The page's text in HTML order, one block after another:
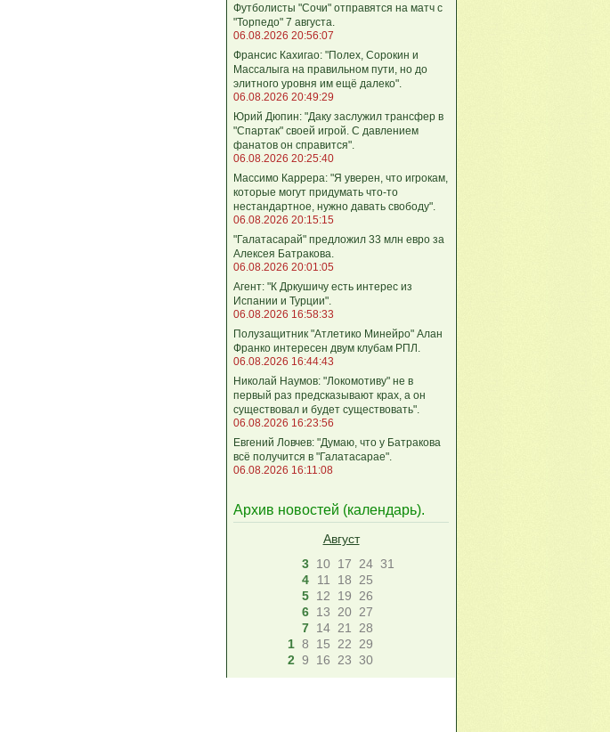
Футболисты "Сочи" отправятся на матч с
"Торпедо" 7 августа.
06.08.2026 20:56:07
Франсис Кахигао: "Полех, Сорокин и
Массалыга на правильном пути, но до
элитного уровня им ещё далеко".
06.08.2026 20:49:29
Юрий Дюпин: "Даку заслужил трансфер в
"Спартак" своей игрой. С давлением
фанатов он справится".
06.08.2026 20:25:40
Массимо Каррера: "Я уверен, что игрокам,
которые могут придумать что-то
нестандартное, нужно давать свободу".
06.08.2026 20:15:15
"Галатасарай" предложил 33 млн евро за
Алексея Батракова.
06.08.2026 20:01:05
Агент: "К Дркушичу есть интерес из
Испании и Турции".
06.08.2026 16:58:33
Полузащитник "Атлетико Минейро" Алан
Франко интересен двум клубам РПЛ.
06.08.2026 16:44:43
Николай Наумов: "Локомотиву" не в
первый раз предсказывают крах, а он
существовал и будет существовать".
06.08.2026 16:23:56
Евгений Ловчев: "Думаю, что у Батракова
всё получится в "Галатасарае".
06.08.2026 16:11:08
Архив новостей (календарь).
Август
3 10 17 24 31
4
11 18
25
5 12 19
26
6 13 20 27
7 14 21
28
1 8 15 22
29
2 9 16 23 30